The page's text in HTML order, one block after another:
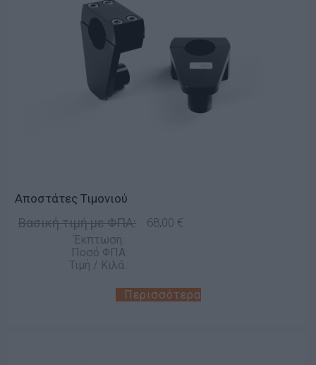
Αποστάτες Τιμονιού
Βασική τιμή με ΦΠΑ: 68,00 €
Έκπτωση:
Ποσό ΦΠΑ:
Τιμή / Κιλά :
Περισσότερα